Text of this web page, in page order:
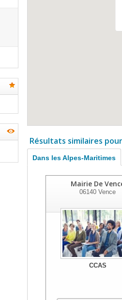
Résultats similaires
Dans les Alpes-Maritimes
Mairie De
06140 Vence
CCAS